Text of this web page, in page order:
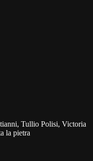
Tullio Polisi, Victoria
la pietra